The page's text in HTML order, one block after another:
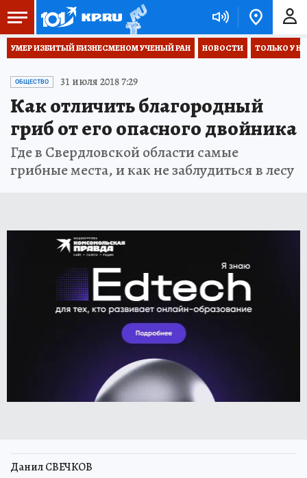
УМЕР ИЗБИТЫЙ БИЗНЕСМЕНОМ УЧЕНЫЙ РАН НОВОСТИ ТОЛЬКО У
ОБЩЕСТВО 31 июля 2018 7:29
Как отличить благородный
гриб от его опасного двойника
Где в Свердловской области самые
грибные места, и как не заблудиться в лесу
Данил СВЕЧКОВ